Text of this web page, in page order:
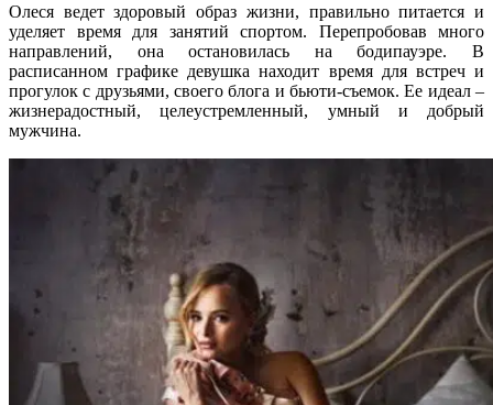
Олеся ведет здоровый образ жизни, правильно питается и
уделяет время для занятий спортом. Перепробовав много
направлений, она остановилась на бодипауэре. В
расписанном графике девушка находит время для встреч и
прогулок с друзьями, своего блога и бьюти-съемок. Ее идеал –
жизнерадостный, целеустремленный, умный и добрый
мужчина.